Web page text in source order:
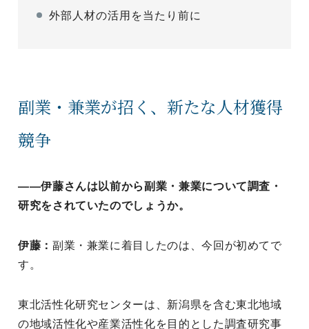
外部人材の活用を当たり前に
副業・兼業が招く、新たな人材獲得
競争
――伊藤さんは以前から副業・兼業について調査・
研究をされていたのでしょうか。
伊藤： 副業・兼業に着目したのは、今回が初めてで
す。
東北活性化研究センターは、新潟県を含む東北地域
の地域活性化や産業活性化を目的とした調査研究事